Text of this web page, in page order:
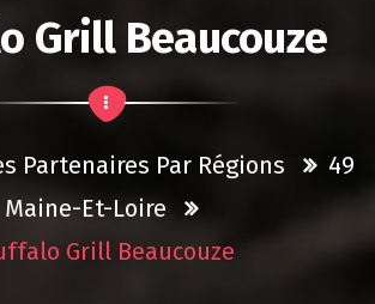
Grill Beaucouze
Partenaires Par Régions
49
Maine-Et-Loire
Grill Beaucouze